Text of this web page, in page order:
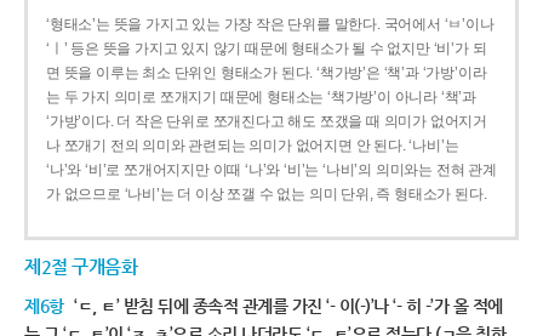
‘형태소’는 뜻을 가지고 있는 가장 작은 단위를 말한다. 국어에서 ‘ㅂ’이나
‘ㅣ’ 등은 뜻을 가지고 있지 않기 때문에 형태소가 될 수 없지만 ‘비’가 되
면 뜻을 이루는 최소 단위인 형태소가 된다. ‘책가방’은 ‘책’과 ‘가방’이라
는 두 가지 의미로 쪼개지기 때문에 형태소는 ‘책가방’이 아니라 ‘책’과
‘가방’이다. 더 작은 단위로 쪼개진다고 해도 쪼갰을 때 의미가 없어지거
나 쪼개기 전의 의미와 관련되는 의미가 없어지면 안 된다. ‘나비’는
‘나’와 ‘비’로 쪼개어지지만 이때 ‘나’와 ‘비’는 ‘나비’의 의미와는 전혀 관계
가 없으므로 ‘나비’는 더 이상 쪼갤 수 없는 의미 단위, 즉 형태소가 된다.
제2절 구개음화
제6항 ‘ㄷ, ㅌ’ 받침 뒤에 종속적 관계를 가진 ‘- 이(-)’나 ‘- 히 -’가 올 적에